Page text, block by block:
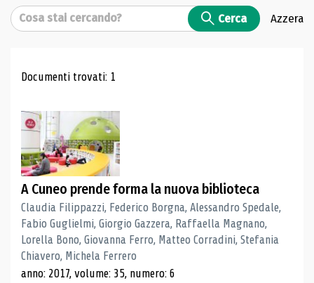
Cerca Cerca Azzera
Risultati di ricerca
Documenti trovati: 1
A Cuneo prende forma la nuova biblioteca
Claudia Filippazzi, Federico Borgna, Alessandro Spedale,
Fabio Guglielmi, Giorgio Gazzera, Raffaella Magnano,
Lorella Bono, Giovanna Ferro, Matteo Corradini, Stefania
Chiavero, Michela Ferrero
anno: 2017, volume: 35, numero: 6